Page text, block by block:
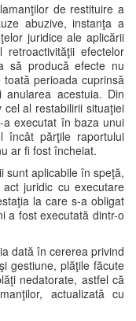
de restituire a
abuzive, instanţa a
juridice ale aplicării
efectelor
să producă efecte nu
perioada cuprinsă
acestuia. Din
al restabilirii situaţiei
executat în baza unui
încât părţile raportului
ar fi fost încheiat.
sunt aplicabile în speţă,
juridic cu executare
la care s-a obligat
a fost executată dintr-o
dată în cererea privind
gestiune, plăţile făcute
nedatorate, astfel că
actualizată cu